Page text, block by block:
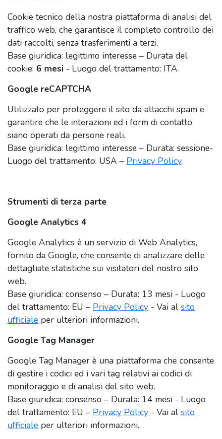
Cookie tecnico della nostra piattaforma di analisi del
traffico web, che garantisce il completo controllo dei
dati raccolti, senza trasferimenti a terzi.
Base giuridica: legittimo interesse – Durata del
cookie: 6 mesi - Luogo del trattamento: ITA.
Google reCAPTCHA
Utilizzato per proteggere il sito da attacchi spam e
garantire che le interazioni ed i form di contatto
siano operati da persone reali.
Base giuridica: legittimo interesse – Durata: sessione-
Luogo del trattamento: USA – Privacy Policy.
Strumenti di terza parte
Google Analytics 4
Google Analytics è un servizio di Web Analytics,
fornito da Google, che consente di analizzare delle
dettagliate statistiche sui visitatori del nostro sito
web.
Base giuridica: consenso – Durata: 13 mesi - Luogo
del trattamento: EU – Privacy Policy - Vai al sito
ufficiale per ulteriori informazioni.
Google Tag Manager
Google Tag Manager è una piattaforma che consente
di gestire i codici ed i vari tag relativi ai codici di
monitoraggio e di analisi del sito web.
Base giuridica: consenso – Durata: 14 mesi - Luogo
del trattamento: EU – Privacy Policy - Vai al sito
ufficiale per ulteriori informazioni.